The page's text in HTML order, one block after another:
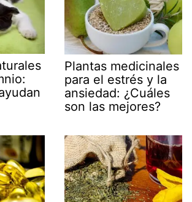
Plantas medicinales
para el estrés y la
ansiedad: ¿Cuáles
son las mejores?